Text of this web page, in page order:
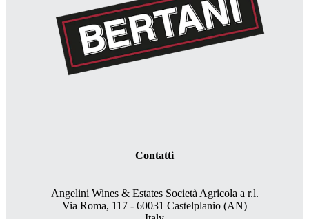
Contatti
Angelini Wines & Estates Società Agricola a r.l.
Via Roma, 117 - 60031 Castelplanio (AN)